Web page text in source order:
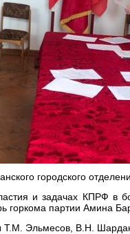
городского
и задачах КПРФ в
горкома партии Амина
Т.М. Эльмесов, В.Н.